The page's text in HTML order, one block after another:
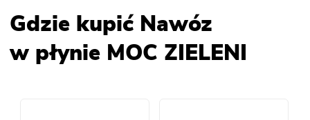
Gdzie kupić Nawóz
w płynie MOC ZIELENI